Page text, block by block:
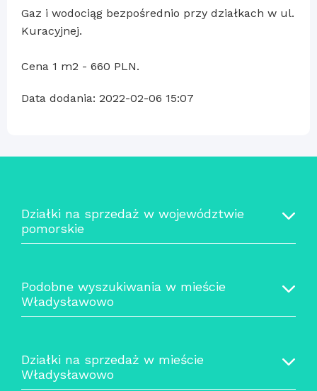
Gaz i wodociąg bezpośrednio przy działkach w ul.
Kuracyjnej.
Cena 1 m2 - 660 PLN.
Data dodania: 2022-02-06 15:07
Działki na sprzedaż w województwie
pomorskie
Podobne wyszukiwania w mieście
Władysławowo
Działki na sprzedaż w mieście
Władysławowo